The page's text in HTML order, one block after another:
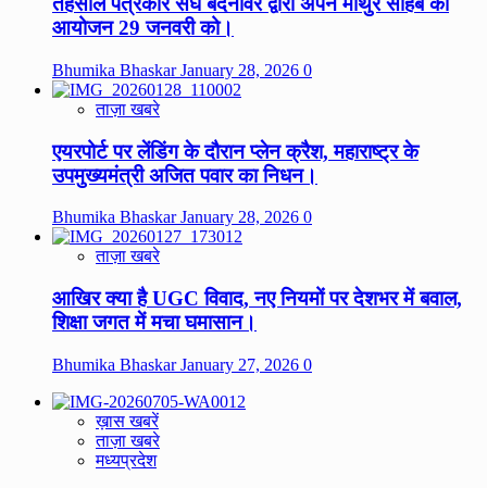
आयोजन 29 जनवरी को।
Bhumika BhaskarJanuary 28, 2026 0
ताज़ा खबरे
एयरपोर्ट पर लेंडिंग के दौरान प्लेन क्रैश, महाराष्ट्र के
उपमुख्यमंत्री अजित पवार का निधन।
Bhumika BhaskarJanuary 28, 2026 0
ताज़ा खबरे
आखिर क्या है UGC विवाद, नए नियमों पर देशभर में बवाल,
शिक्षा जगत में मचा घमासान।
Bhumika BhaskarJanuary 27, 2026 0
ख़ास खबरें
ताज़ा खबरे
मध्यप्रदेश